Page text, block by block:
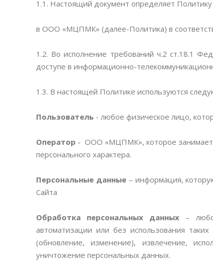
1.1. Настоящий документ определяет
в ООО «МЦПМК» (далее-Политика) в
1.2. Во исполнение требований ч.2 ст.18.1
доступе в информационно-
1.3. В настоящей Политике используются
Пользователь - любое физическое лицо,
Оператор - ООО «МЦПМК», которое
персонального характера.
Персональные данные – информация,
Сайта
Обработка персональных данных –
автоматизации или без использования
(обновление, изменение), извлечение,
уничтожение персональных данных.